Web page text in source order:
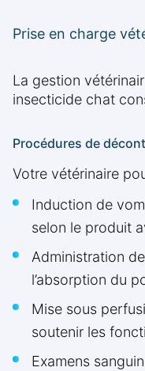
Prise en charge
La gestion
insecticide chat
Procédures de
Votre vétérinaire
Induction de
selon le produit
Administration
l’absorption du
Mise sous
soutenir les
Examens